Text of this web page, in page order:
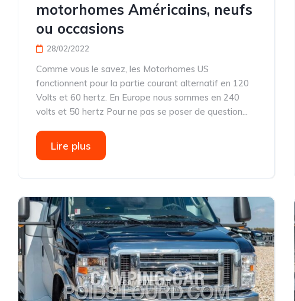
motorhomes Américains, neufs
ou occasions
28/02/2022
Comme vous le savez, les Motorhomes US
fonctionnent pour la partie courant alternatif en 120
Volts et 60 hertz. En Europe nous sommes en 240
volts et 50 hertz Pour ne pas se poser de question...
Lire plus